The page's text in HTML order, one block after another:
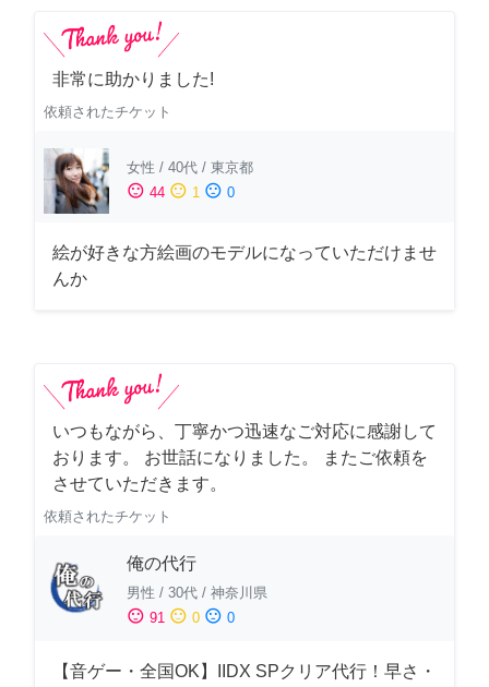
非常に助かりました!
依頼されたチケット
女性 / 40代 / 東京都
sentiment_satisfied 44 sentiment_neutral 1 sentiment_dissatisfied 0
絵が好きな方絵画のモデルになっていただけませ
んか
いつもながら、丁寧かつ迅速なご対応に感謝して
おります。 お世話になりました。 またご依頼を
させていただきます。
依頼されたチケット
俺の代行
男性 / 30代 / 神奈川県
sentiment_satisfied 91 sentiment_neutral 0 sentiment_dissatisfied 0
【音ゲー・全国OK】IIDX SPクリア代行！早さ・